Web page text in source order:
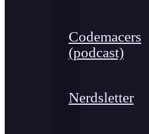
Codemacers
(podcast)
Nerdsletter